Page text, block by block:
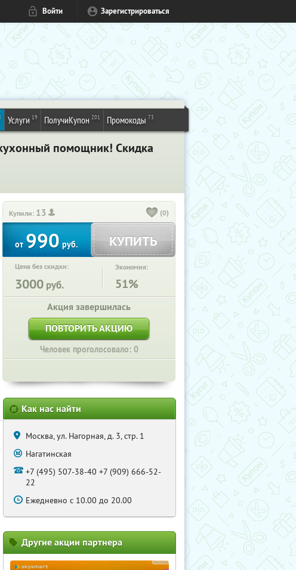
Войти Зарегистрироваться
Услуги 19 ПолучиКупон 201 Промокоды 73
помощник! Скидка
Купили: 13 (0)
от990руб. КУПИТЬ
Цена без скидки:
3000 руб.
Экономия:
51%
Акция завершилась
ПОВТОРИТЬ АКЦИЮ
Человек проголосовало: 0
Как нас найти
Москва, ул. Нагорная, д. 3, стр. 1
Нагатинская
+7 (495) 507-38-40 +7 (909) 666-52-
22
Eжедневно с 10.00 до 20.00
Другие акции партнера